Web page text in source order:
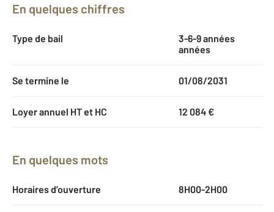
En quelques chiffres
Type de bail
3-6-9 années
années
Se termine le 01/08/2031
Loyer annuel HT et HC 12 084 €
En quelques mots
Horaires d’ouverture 8H00-2H00